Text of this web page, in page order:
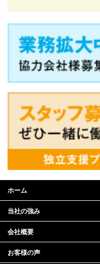
ホーム
当社の強み
会社概要
お客様の声